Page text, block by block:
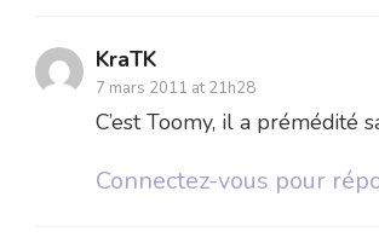
KraTK
7 mars 2011 at 21h28
C’est Toomy, il a prémédité
Connectez-vous pour